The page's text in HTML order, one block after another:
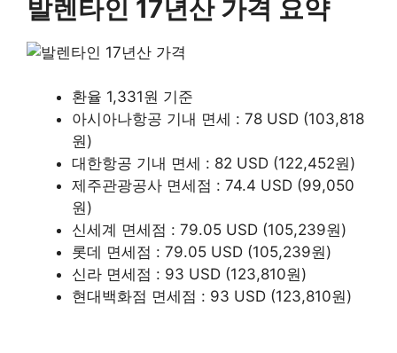
발렌타인 17년산 가격 요약
환율 1,331원 기준
아시아나항공 기내 면세 : 78 USD (103,818
원)
대한항공 기내 면세 : 82 USD (122,452원)
제주관광공사 면세점 : 74.4 USD (99,050
원)
신세계 면세점 : 79.05 USD (105,239원)
롯데 면세점 : 79.05 USD (105,239원)
신라 면세점 : 93 USD (123,810원)
현대백화점 면세점 : 93 USD (123,810원)